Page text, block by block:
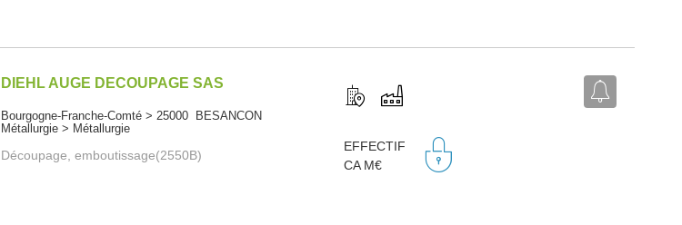
DIEHL AUGE DECOUPAGE SAS
Bourgogne-Franche-Comté > 25000 BESANCON
Métallurgie > Métallurgie
Découpage, emboutissage(2550B)
EFFECTIF
CA M€